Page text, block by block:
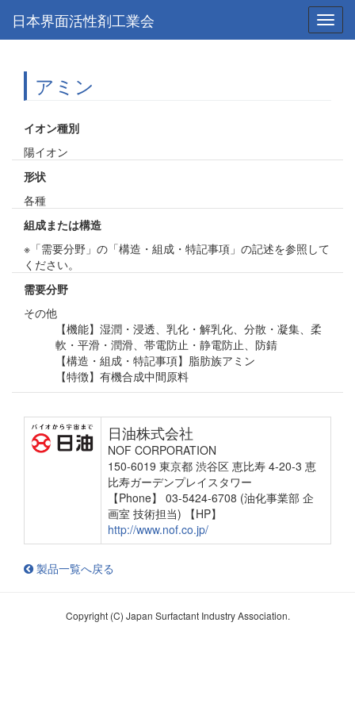
日本界面活性剤工業会
アミン
イオン種別
陽イオン
形状
各種
組成または構造
※「需要分野」の「構造・組成・特記事項」の記述を参照して
ください。
需要分野
その他
【機能】湿潤・浸透、乳化・解乳化、分散・凝集、柔
軟・平滑・潤滑、帯電防止・静電防止、防錆
【構造・組成・特記事項】脂肪族アミン
【特徴】有機合成中間原料
日油株式会社
NOF CORPORATION
150-6019 東京都 渋谷区 恵比寿 4-20-3 恵
比寿ガーデンプレイスタワー
【Phone】 03-5424-6708 (油化事業部 企
画室 技術担当)
【HP】
http://www.nof.co.jp/
製品一覧へ戻る
Copyright (C) Japan Surfactant Industry Association.